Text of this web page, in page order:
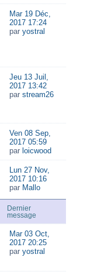
Mar 19 Déc,
2017 17:24
par yostral
Jeu 13 Juil,
2017 13:42
par stream26
Ven 08 Sep,
2017 05:59
par loicwood
Lun 27 Nov,
2017 10:16
par Mallo
Dernier
message
Mar 03 Oct,
2017 20:25
par yostral